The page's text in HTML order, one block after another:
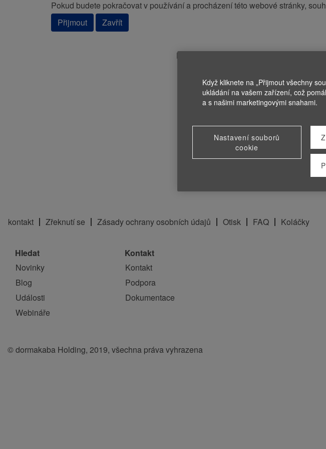
Pokud budete pokračovat v používání a procházení této webové stránky,
Přijmout
Zavřít
Hledání práce
kontakt Zřeknutí se Zásady ochrany osobních údajů Otisk FAQ Koláčky
Hledat
Novinky
Blog
Události
Webináře
Kontakt
Kontakt
Podpora
Dokumentace
© dormakaba Holding, 2019, všechna práva vyhrazena
Když kliknete na „Přijmout všechny
ukládání na vašem zařízení, což
a s našimi marketingovými snahami.
Nastavení souborů
cookie